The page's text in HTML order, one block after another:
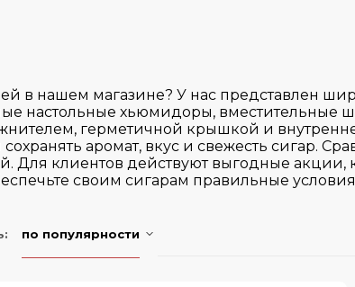
в нашем магазине? У нас представлен
настольные хьюмидоры, вместительные
герметичной крышкой и
аромат, вкус и свежесть сигар.
Для клиентов действуют выгодные
своим сигарам правильные
по популярности